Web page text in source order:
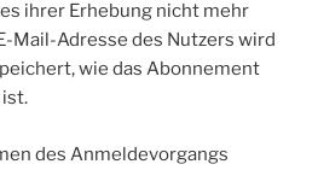
ihrer Erhebung nicht mehr
Mail-Adresse des Nutzers wird
wie das Abonnement
des Anmeldevorgangs